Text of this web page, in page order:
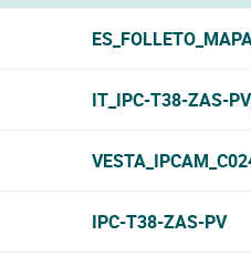
IT_IPC-T38-ZAS-
IPC-T38-ZAS-PV